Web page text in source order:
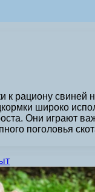
к рациону свиней
широко
Они играют
поголовья